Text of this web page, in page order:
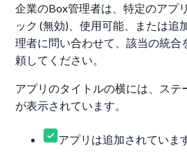
企業のBox管理者は、特定のアプ
ック (無効)、使用可能、または追
理者に問い合わせて、該当の統合
頼してください。
アプリのタイトルの横には、ステ
が表示されています。
アプリは追加されていま